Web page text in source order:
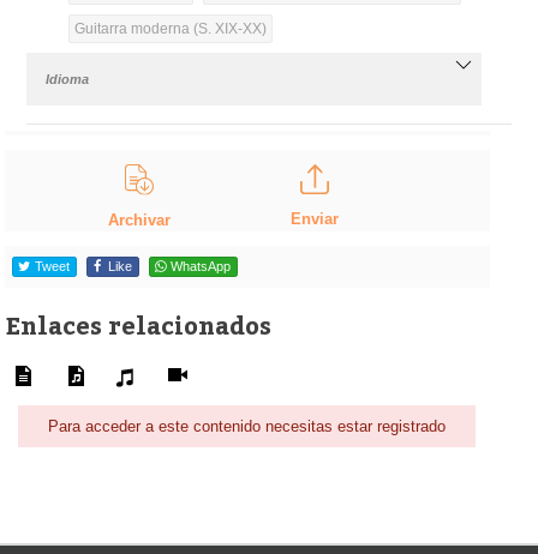
Guitarra moderna (S. XIX-XX)
Idioma
Archivar Enviar
Tweet Like WhatsApp
Enlaces relacionados
Para acceder a este contenido necesitas estar registrado